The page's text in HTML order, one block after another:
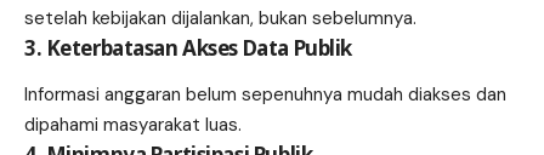
setelah kebijakan dijalankan, bukan sebelumnya.
3. Keterbatasan Akses Data Publik
Informasi anggaran belum sepenuhnya mudah diakses dan
dipahami masyarakat luas.